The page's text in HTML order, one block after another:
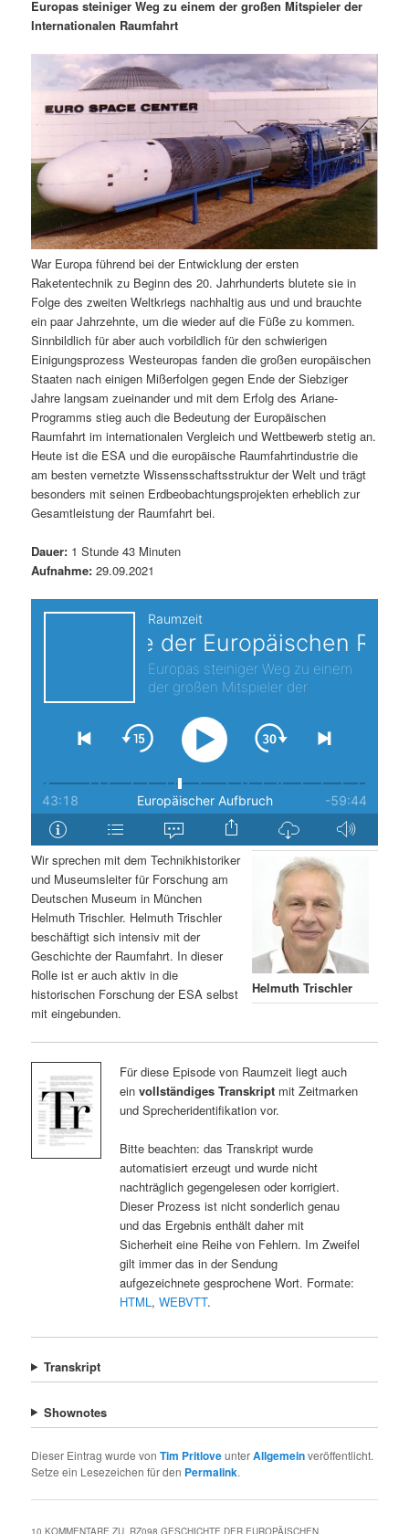
e
n
I
n
h
a
l
t
s
p
r
i
n
ä
r
e
n
I
n
h
a
l
t
s
p
g
n
n
a
o
n
Europas steiniger Weg zu einem der großen Mitspieler der
Internationalen Raumfahrt
War Europa führend bei der Entwicklung der ersten
Raketentechnik zu Beginn des 20. Jahrhunderts blutete sie in
Folge des zweiten Weltkriegs nachhaltig aus und und brauchte
ein paar Jahrzehnte, um die wieder auf die Füße zu kommen.
Sinnbildlich für aber auch vorbildlich für den schwierigen
Einigungsprozess Westeuropas fanden die großen europäischen
Staaten nach einigen Mißerfolgen gegen Ende der Siebziger
Jahre langsam zueinander und mit dem Erfolg des Ariane-
Programms stieg auch die Bedeutung der Europäischen
Raumfahrt im internationalen Vergleich und Wettbewerb stetig an.
Heute ist die ESA und die europäische Raumfahrtindustrie die
am besten vernetzte Wissensschaftsstruktur der Welt und trägt
besonders mit seinen Erdbeobachtungsprojekten erheblich zur
Gesamtleistung der Raumfahrt bei.
Dauer: 1 Stunde 43 Minuten
Aufnahme: 29.09.2021
Helmuth Trischler
Wir sprechen mit dem Technikhistoriker
und Museumsleiter für Forschung am
Deutschen Museum in München
Helmuth Trischler. Helmuth Trischler
beschäftigt sich intensiv mit der
Geschichte der Raumfahrt. In dieser
Rolle ist er auch aktiv in die
historischen Forschung der ESA selbst
mit eingebunden.
Für diese Episode von Raumzeit liegt auch
ein vollständiges Transkriptmit Zeitmarken
und Sprecheridentifikation vor.
Bitte beachten: das Transkript wurde
automatisiert erzeugt und wurde nicht
nachträglich gegengelesen oder korrigiert.
Dieser Prozess ist nicht sonderlich genau
und das Ergebnis enthält daher mit
Sicherheit eine Reihe von Fehlern. Im Zweifel
gilt immer das in der Sendung
aufgezeichnete gesprochene Wort. Formate:
HTML, WEBVTT.
Transkript
Shownotes
Dieser Eintrag wurde vonTim PritloveunterAllgemeinveröffentlicht.
Setze ein Lesezeichen für den Permalink.